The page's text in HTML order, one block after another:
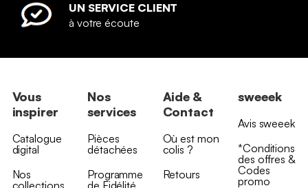
UN SERVICE CLIENT
à votre écoute
Vous
inspirer
Catalogue
digital
Nos
Nos
services
Pièces
détachées
Programme
Aide &
Contact
Où est mon
colis ?
Retours
sweeek
Avis sweeek
*Conditions
des offres &
Codes
promo